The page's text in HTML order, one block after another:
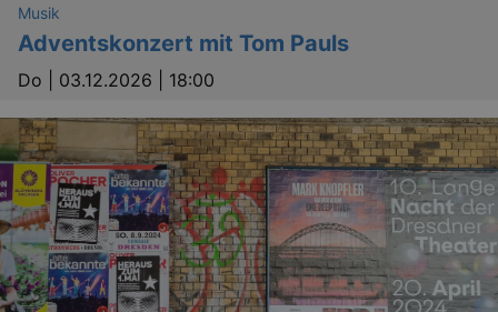
Musik
Adventskonzert mit Tom Pauls
Do | 03.12.2026 | 18:00
_ga
Google LLC